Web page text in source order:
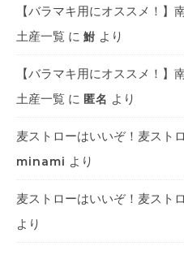
【バラマキ用にオススメ！】
土産一覧 に 鮒 より
【バラマキ用にオススメ！】
土産一覧 に 匿名 より
麦ストローはいいぞ！麦スト
minami より
麦ストローはいいぞ！麦スト
より